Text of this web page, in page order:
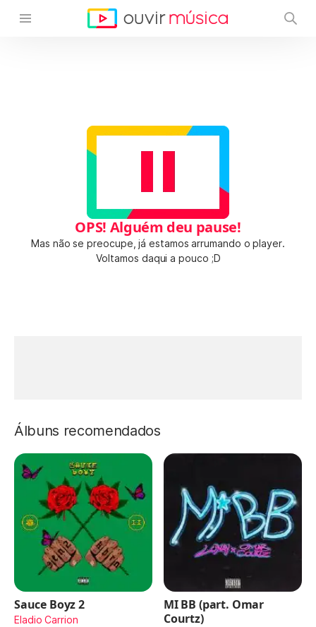
OPS! Alguém deu pause!
Mas não se preocupe, já estamos arrumando o player.
Voltamos daqui a pouco ;D
Álbuns recomendados
Sauce Boyz 2
Eladio Carrion
MI BB (part. Omar
Courtz)